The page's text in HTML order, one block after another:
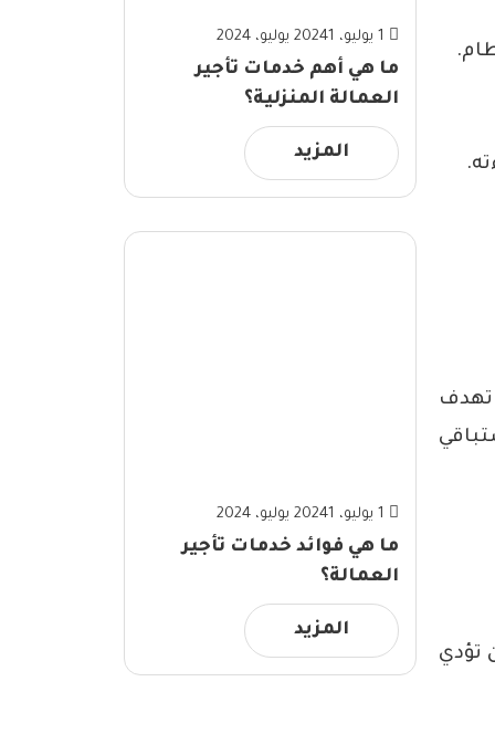
تهدف
تؤدي
1 يوليو، 2024 1 يوليو، 2024
ما هي أهم خدمات تأجير
العمالة المنزلية؟
المزيد
1 يوليو، 2024 1 يوليو، 2024
ما هي فوائد خدمات تأجير
العمالة؟
المزيد